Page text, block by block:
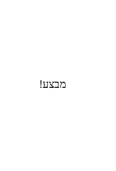
מבצע!